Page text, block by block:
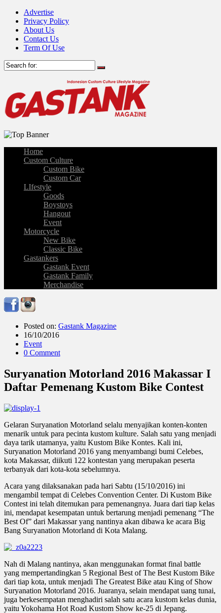
Advertise
Privacy Policy
About Us
Contact Us
Term Of Use
Home
Custom Culture
Custom Bike
Custom Car
LIfestyle
Goods
Boystoys
Hangout
Event
Motorcycle
New Bike
Classic Bike
Gastankers
Gastank Event
Gastank Family
Merchandise
Posted on: Gastank Magazine
16/10/2016
Event
0 Comment
Suryanation Motorland 2016 Makassar I
Daftar Pemenang Kustom Bike Contest
Gelaran Suryanation Motorland selalu menyajikan konten-konten
menarik untuk para pecinta kustom kulture. Salah satu yang menjadi
daya tarik utamanya, yaitu Kustom Bike Kontes. Kali ini,
Suryanation Motorland 2016 yang menyambangi bumi Celebes,
kota Makassar, diikuti 122 kontestan yang merupakan peserta
terbanyak dari kota-kota sebelumnya.
Acara yang dilaksanakan pada hari Sabtu (15/10/2016) ini
mengambil tempat di Celebes Convention Center. Di Kustom Bike
Contest ini telah ditemukan para pemenangnya. Juara dari tiap kelas
ini, mendapat kesempatan untuk bertarung menjadi pemenang “The
Best Of” dari Makassar yang nantinya akan dibawa ke acara Big
Bang Suryanation Motorland di Kota Malang.
Nah di Malang nantinya, akan menggunakan format final battle
yang mempertandingkan 5 Regional Best of The Best Kustom Bike
dari tiap kota, untuk menjadi The Greatest Bike atau King of Show
Suryanation Motorland 2016. Juaranya, selain mendapat uang tunai,
juga berkesempatan menghadiri salah satu acara kustom kelas dunia,
yaitu Yokohama Hot Road Kustom Show ke-25 di Jepang.